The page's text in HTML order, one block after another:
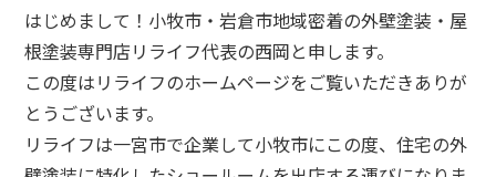
はじめまして！小牧市・岩倉市地域密着の外壁塗装・屋
根塗装専門店リライフ代表の西岡と申します。
この度はリライフのホームページをご覧いただきありが
とうございます。
リライフは一宮市で企業して小牧市にこの度、住宅の外